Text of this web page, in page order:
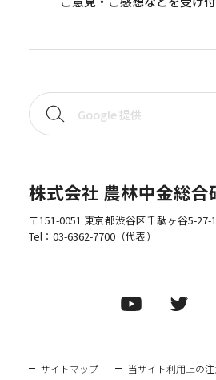
株式会社 農林中金総合
〒151-0051 東京都渋谷区千駄ヶ谷5-
Tel： 03-6362-7700（代表）
サイトマップ 当サイト利用上の注